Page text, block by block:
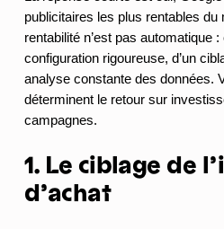
publicitaires les plus rentables
rentabilité n’est pas automatique :
configuration rigoureuse, d’un
analyse constante des données.
déterminent le retour sur
campagnes.
1. Le ciblage de
d’achat